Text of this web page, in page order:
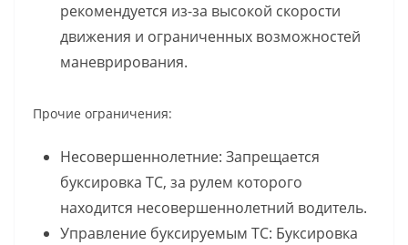
рекомендуется из-за высокой скорости
движения и ограниченных возможностей
маневрирования.
Прочие ограничения:
Несовершеннолетние: Запрещается
буксировка ТС, за рулем которого
находится несовершеннолетний водитель.
Управление буксируемым ТС: Буксировка